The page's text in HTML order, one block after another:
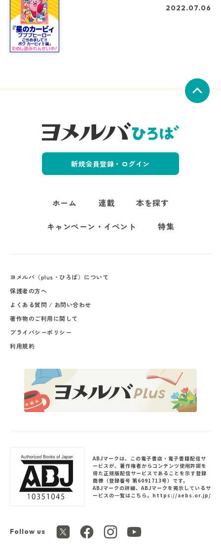
2022.07.06
新規会員登録・ログイン
ホーム 連載
本を探す
キャンペーン・イベント
特集
ヨメルバ（plus・ひろば）について
保護者の方へ
よくある質問 / お問い合わせ
著作物のご利用に関して
プライバシーポリシー
利用規約
Follow us
ABJマークは、この電子書店・電子書籍配信サ
ービスが、著作権者からコンテンツ使用許諾を
得た正規版配信サービスであることを示す登録
商標（登録番号 第6091713号）です。
ABJマークの詳細、ABJマークを掲示しているサ
ービスの一覧はこちら。 https://aebs.or.jp/